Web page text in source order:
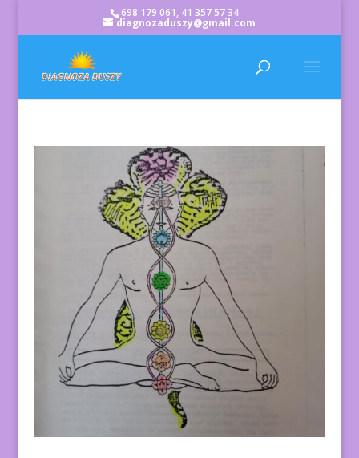
698 179 061, 41 357 57 34
diagnozaduszy@gmail.com